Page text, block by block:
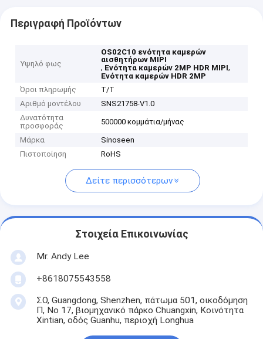
Περιγραφή Προϊόντων
Υψηλό φως
OS02C10 ενότητα καμερών
αισθητήρων MIPI
, Ενότητα καμερών 2MP HDR MIPI,
Ενότητα καμερών HDR 2MP
Όροι πληρωμής
T/T
Αριθμό μοντέλου
SNS21758-V1.0
Δυνατότητα
προσφοράς
500000 κομμάτια/μήνας
Μάρκα
Sinoseen
Πιστοποίηση
RoHS
Δείτε περισσότερων
Στοιχεία Επικοινωνίας
Mr. Andy Lee
+8618075543558
ΣΟ, Guangdong, Shenzhen, πάτωμα 501, οικοδόμηση
Π, Νο 17, βιομηχανικό πάρκο Chuangxin, Κοινότητα
Xintian, οδός Guanhu, περιοχή Longhua